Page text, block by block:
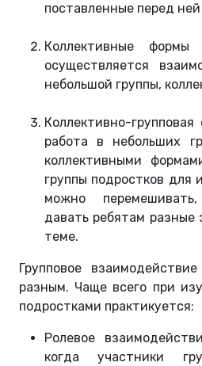
поставленные перед
Коллективные
осуществляется
небольшой группы,
Коллективно-
работа в небольших
коллективными
группы подростков для
можно
давать ребятам разные
теме.
Групповое
разным. Чаще всего при
подростками практикуется:
Ролевое
когда участники